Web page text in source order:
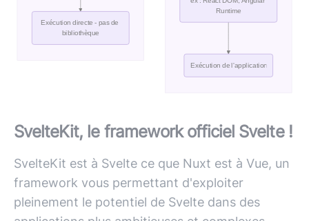
SvelteKit, le framework officiel Svelte !
SvelteKit est à Svelte ce que Nuxt est à Vue, un
framework vous permettant d'exploiter
pleinement le potentiel de Svelte dans des